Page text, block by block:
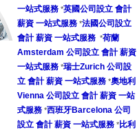
一站式服務*英國公司設立 會計
薪資 一站式服務 *法國公司設立
會計 薪資 一站式服務 *荷蘭
Amsterdam 公司設立 會計 薪資
一站式服務 *瑞士Zurich 公司設
立 會計 薪資 一站式服務 *奧地利
Vienna 公司設立 會計 薪資 一站
式服務 *西班牙Barcelona 公司
設立 會計 薪資 一站式服務 *比利